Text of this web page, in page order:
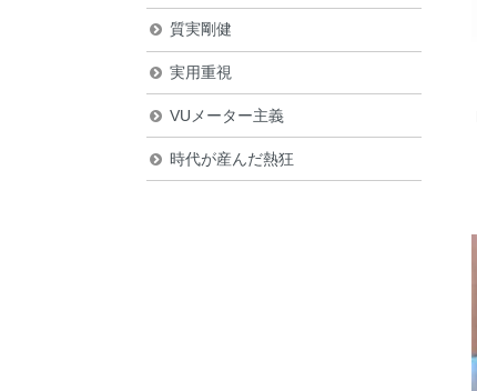
質実剛健
実用重視
VUメーター主義
時代が産んだ熱狂